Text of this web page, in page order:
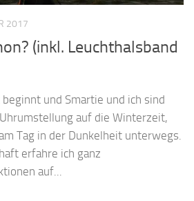
2017
(inkl. Leuchthalsband
und Smartie und ich sind
auf die Winterzeit,
Tag in der Dunkelheit unterwegs.
erfahre ich ganz
auf...